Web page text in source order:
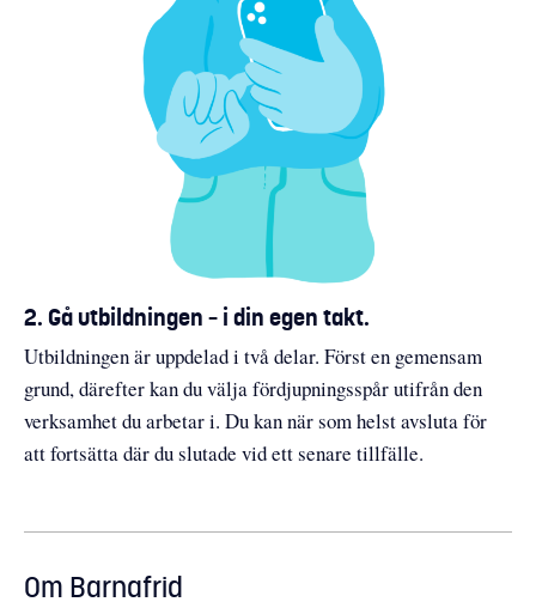
2. Gå utbildningen – i din egen takt.
Utbildningen är uppdelad i två delar. Först en gemensam
grund, därefter kan du välja fördjupningsspår utifrån den
verksamhet du arbetar i. Du kan när som helst avsluta för
att fortsätta där du slutade vid ett senare tillfälle.
Om Barnafrid